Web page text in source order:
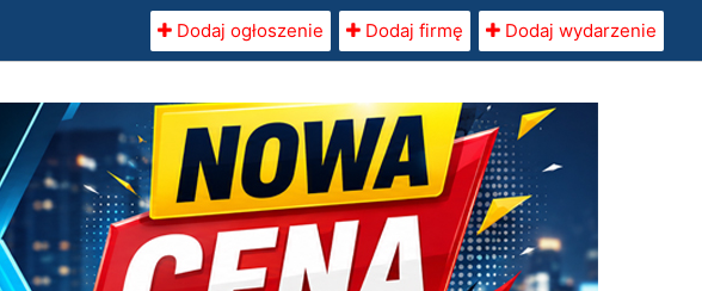
Dodaj ogłoszenie Dodaj firmę Dodaj wydarzenie